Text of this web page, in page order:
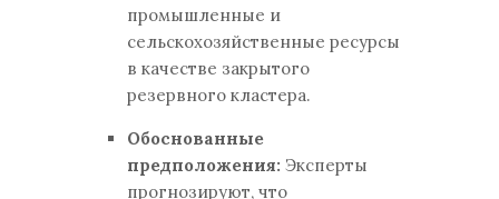
промышленные и
сельскохозяйственные ресурсы
в качестве закрытого
резервного кластера.
Обоснованные
предположения: Эксперты
прогнозируют, что